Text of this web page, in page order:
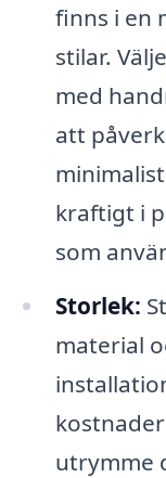
finns i en
stilar.
med
att
kraftigt i
som
Storlek:
material
utrymme